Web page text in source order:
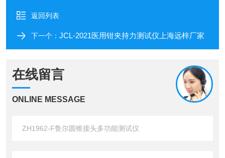
返回列表
下一个： JCL-2021医用钳夹持力测试仪上海远梓厂家
在线留言
ONLINE MESSAGE